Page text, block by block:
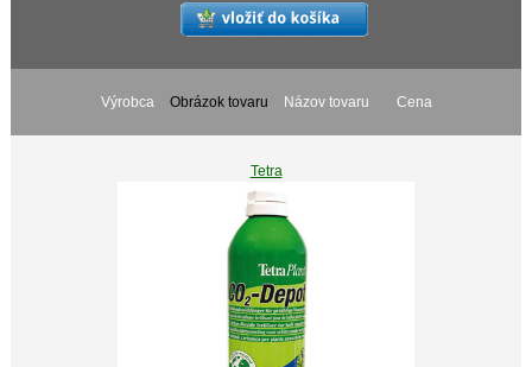
Výrobca Obrázok tovaru Názov tovaru Cena
Tetra